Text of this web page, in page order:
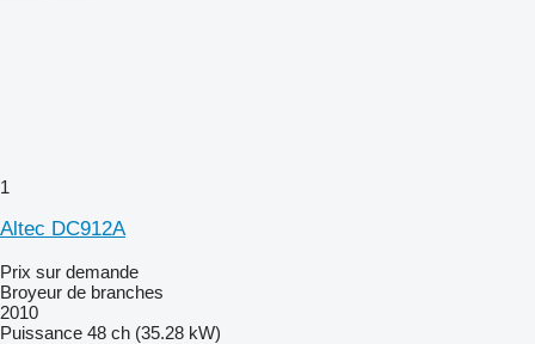
1
Altec DC912A
Prix sur demande
Broyeur de branches
2010
Puissance 48 ch (35.28 kW)